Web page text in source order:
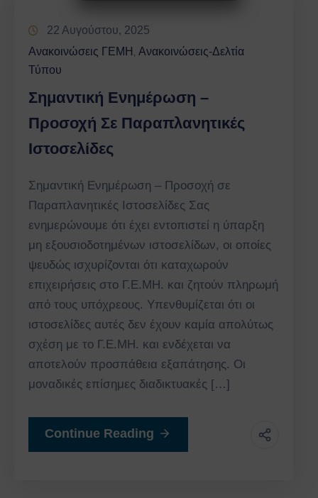
22 Αυγούστου, 2025
Ανακοινώσεις ΓΕΜΗ ‚ Ανακοινώσεις-Δελτία
Τύπου
Σημαντική Ενημέρωση –
Προσοχή Σε Παραπλανητικές
Ιστοσελίδες
Σημαντική Ενημέρωση – Προσοχή σε
Παραπλανητικές Ιστοσελίδες Σας
ενημερώνουμε ότι έχει εντοπιστεί η ύπαρξη
μη εξουσιοδοτημένων ιστοσελίδων, οι οποίες
ψευδώς ισχυρίζονται ότι καταχωρούν
επιχειρήσεις στο Γ.Ε.ΜΗ. και ζητούν πληρωμή
από τους υπόχρεους. Υπενθυμίζεται ότι οι
ιστοσελίδες αυτές δεν έχουν καμία απολύτως
σχέση με το Γ.Ε.ΜΗ. και ενδέχεται να
αποτελούν προσπάθεια εξαπάτησης. Οι
μοναδικές επίσημες διαδικτυακές […]
Continue Reading